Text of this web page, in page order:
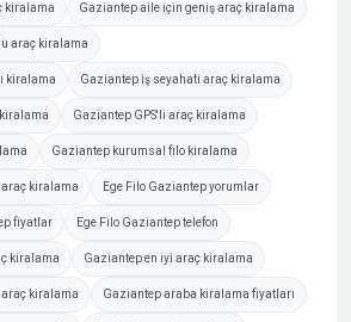
kiralama Gaziantep aile için geniş araç kiralama
araç kiralama
kiralama Gaziantep iş seyahati araç kiralama
Gaziantep GPS'li araç kiralama
Gaziantep kurumsal filo kiralama
kiralama Ege Filo Gaziantep yorumlar
fiyatlar Ege Filo Gaziantep telefon
kiralama Gaziantep en iyi araç kiralama
araç kiralama Gaziantep araba kiralama fiyatları